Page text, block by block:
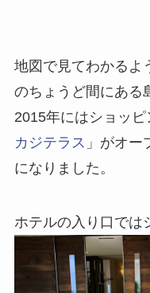
地図で見てわかるよ
のちょうど間にある
2015年にはショッピ
カジテラス 」がオー
になりました。
ホテルの入り口では